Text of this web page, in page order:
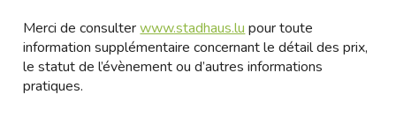
Merci de consulterwww.stadhaus.lu pour toute
information supplémentaire concernant le détail des prix,
le statut de l’évènement ou d’autres informations
pratiques.